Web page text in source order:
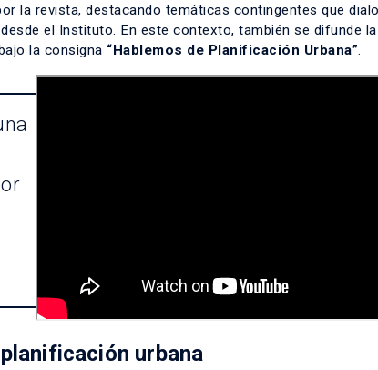
la revista, destacando temáticas contingentes que
el Instituto. En este contexto, también se difunde la
la consigna “Hablemos de Planificación Urbana”.
urbana